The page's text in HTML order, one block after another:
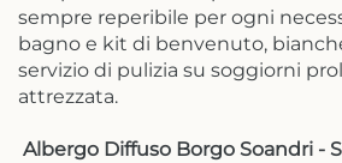
sempre reperibile per ogni
bagno e kit di benvenuto,
servizio di pulizia su soggiorni
attrezzata.
Albergo Diffuso Borgo Soandri -